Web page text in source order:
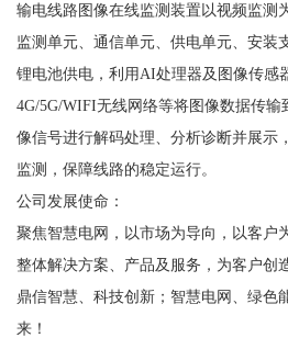
输电线路图像在线监测装置以视频监测
监测单元、通信单元、供电单元、安装
锂电池供电，利用AI处理器及图像传感
4G/5G/WIFI无线网络等将图像数据传输
像信号进行解码处理、分析诊断并展示
监测，保障线路的稳定运行。
公司发展使命：
聚焦智慧电网，以市场为导向，以客户
整体解决方案、产品及服务，为客户创
鼎信智慧、科技创新；智慧电网、绿色
来！